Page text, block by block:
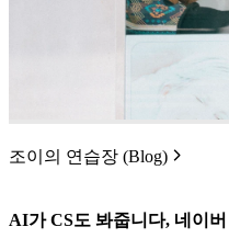
조이의 연습장 (Blog)
AI가 CS도 봐줍니다, 네이